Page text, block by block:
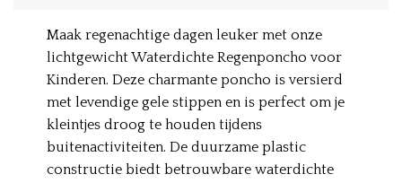
Maak regenachtige dagen leuker met onze
lichtgewicht Waterdichte Regenponcho voor
Kinderen. Deze charmante poncho is versierd
met levendige gele stippen en is perfect om je
kleintjes droog te houden tijdens
buitenactiviteiten. De duurzame plastic
constructie biedt betrouwbare waterdichte